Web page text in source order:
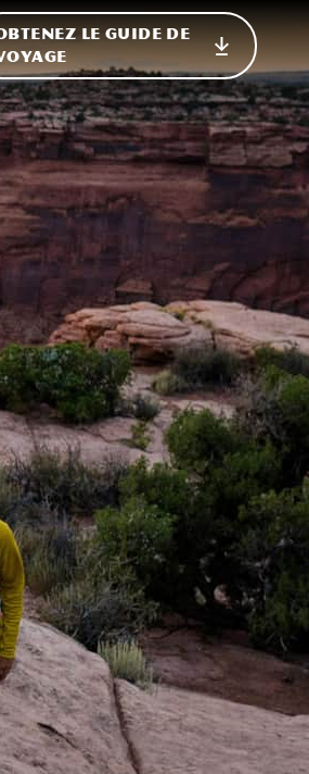
LE GUIDE DE